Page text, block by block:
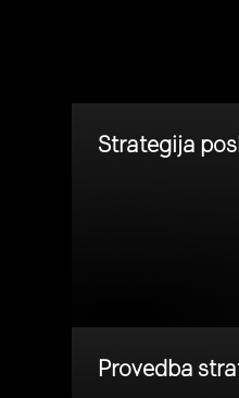
Strategija
Provedba